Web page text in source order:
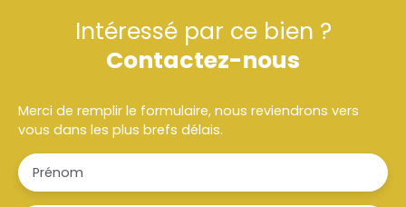
Intéressé par ce bien ?
Contactez-nous
Merci de remplir le formulaire, nous reviendrons vers
vous dans les plus brefs délais.
Prénom